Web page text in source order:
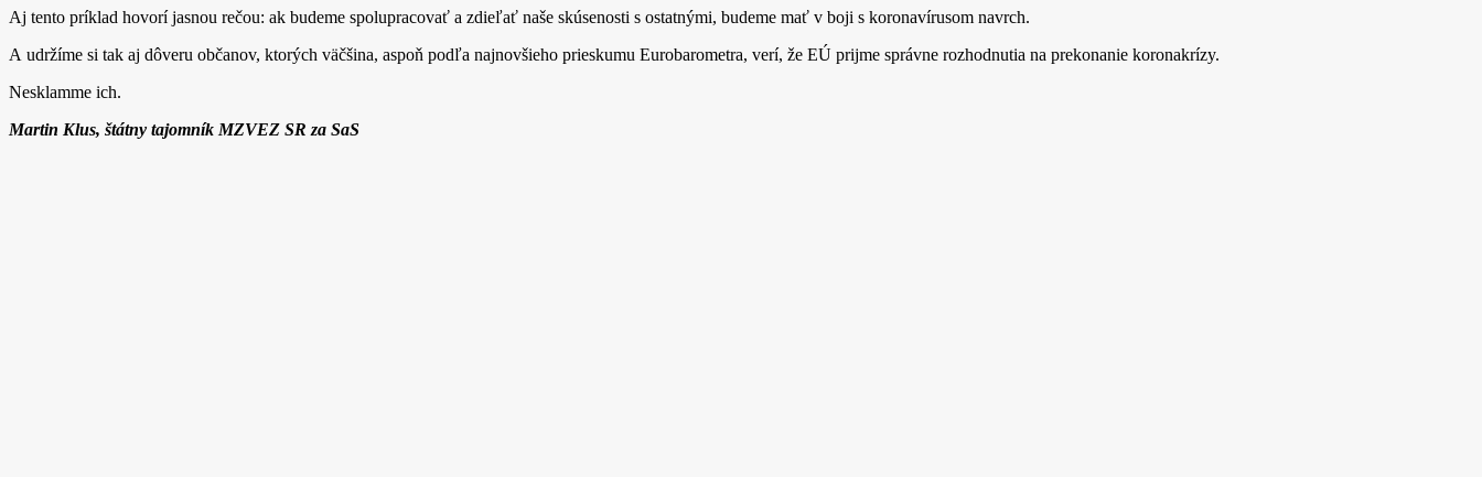
Aj tento príklad hovorí jasnou rečou: ak budeme spolupracovať a zdieľať naše skúsenosti s ostatnými, budeme mať v boji s koronavírusom navrch.
A udržíme si tak aj dôveru občanov, ktorých väčšina, aspoň podľa najnovšieho prieskumu Eurobarometra, verí, že EÚ prijme správne rozhodnutia na prekonanie koronakrízy.
Nesklamme ich.
Martin Klus, štátny tajomník MZVEZ SR za SaS